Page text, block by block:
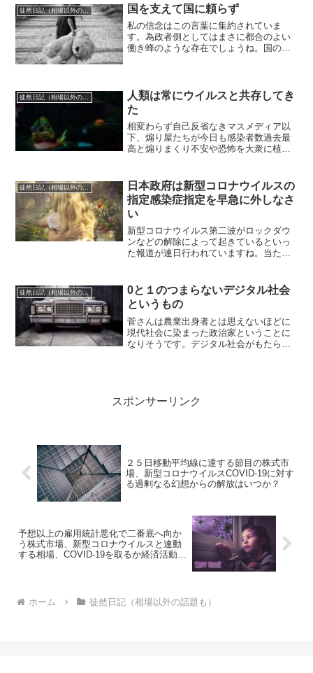
し、アメリカ大陸の先住民で...
徒然日記（相場以外の話題も） 国を支えて国に頼らず
私の信念はこの言葉に集約されていま
す。為政者側としてはまさに都合のよい
働き蜂のような存在でしょうね。国の補
支給されなければ生きていけ...
人類は常にウイルスと共存してき
た
相変わらず自己反省なきマスメディア以
下、煽り屋たちが今日も感染者数過去最
高と煽りまくり不安や恐怖を大衆に植え
し、それはワクチンを接種することも同
様です。それらは総じて確率...
徒然日記（相場以外の話題も）
日本政府は新型コロナウイルスの
指定感染症指定を早急に外しなさ
い
新型コロナウイルス第二波がロックダウ
ンなどの解除によって起きているといっ
た報道が連日行われていますね。当たり
類の強い感染力ですから完全シャットア
ウトは永遠に出来な...
徒然日記（相場以外の話題も）
0と１のつまらないデジタル社会
というもの
菅さんは農業出身者とは思えないほどに
現代社会に染まった政治家ということに
なりそうです。デジタル社会がもたらし
スポンサーリンク
２５日移動平均線に達する節目の株式市
場、新型コロナウイルスCOVID-19に対す
る過剰なる幻想からの解放はいつか？
予想以上の雇用統計悪化で二番底へ向か
う株式市場、新型コロナウイルスと連動
する相場、COVID-19を取るか経済活動を
ホーム 徒然日記（相場以外の話題も）